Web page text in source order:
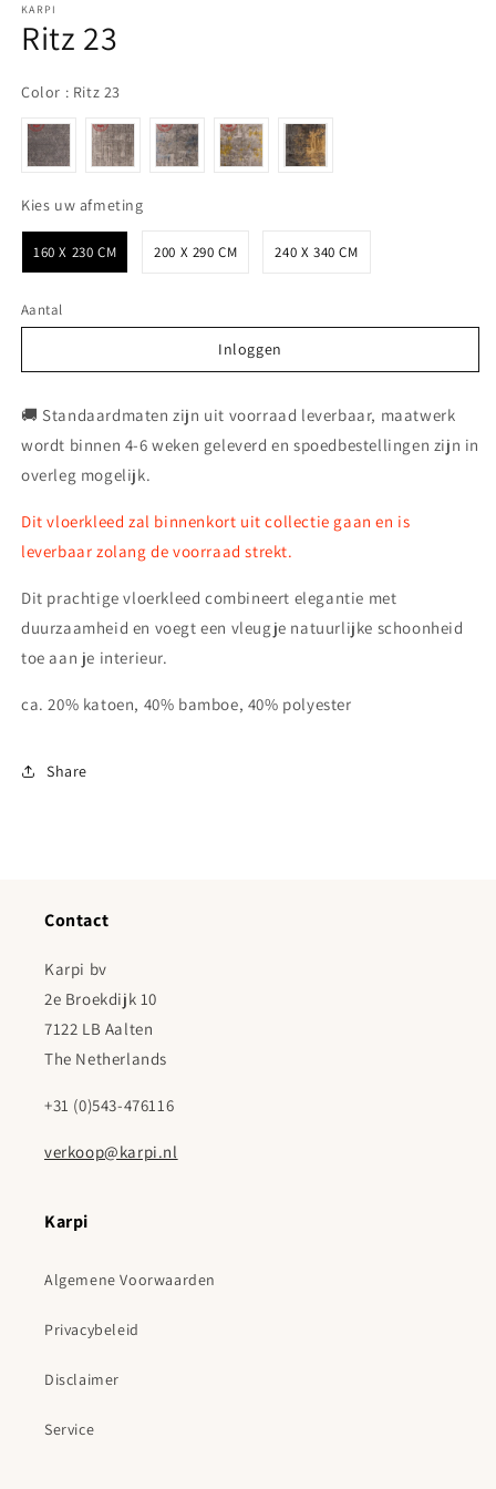
KARPI
Ritz 23
Color : Ritz 23Color
Kies uw afmetingKies uw afmeting
160 X 230 CM 200 X 290 CM 240 X 340 CM
Aantal
Inloggen
Inloggen
🚚 Standaardmaten zijn uit voorraad leverbaar, maatwerk
wordt binnen 4-6 weken geleverd en spoedbestellingen zijn in
overleg mogelijk.
Dit vloerkleed zal binnenkort uit collectie gaan en is
leverbaar zolang de voorraad strekt.
Dit prachtige vloerkleed combineert elegantie met
duurzaamheid en voegt een vleugje natuurlijke schoonheid
toe aan je interieur.
ca. 20% katoen, 40% bamboe, 40% polyester
Share
Contact
Karpi bv
2e Broekdijk 10
7122 LB Aalten
The Netherlands
+31 (0)543-476116
verkoop@karpi.nl
Karpi
Algemene Voorwaarden
Privacybeleid
Disclaimer
Service